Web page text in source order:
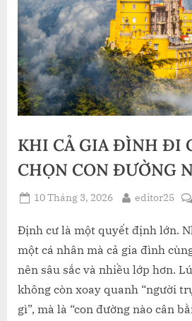
KHI CẢ GIA ĐÌNH ĐI
CHỌN CON ĐƯỜNG
Posted
10 Tháng 3, 2026 By
editor25
Định cư là một quyết định lớn.
một cá nhân mà cả gia đình
nên sâu sắc và nhiều lớp hơn.
không còn xoay quanh “người
gì”, mà là “con đường nào cân